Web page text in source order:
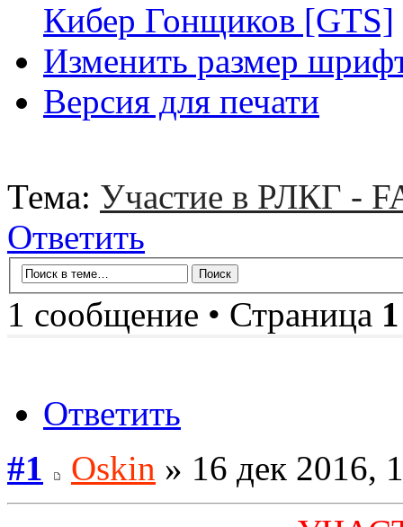
Кибер Гонщиков [GTS]
Изменить размер
Версия для печати
Тема: Участие в РЛКГ -
Ответить
1 сообщение • Страница 1
Ответить
#1
Oskin » 16 дек 2016,